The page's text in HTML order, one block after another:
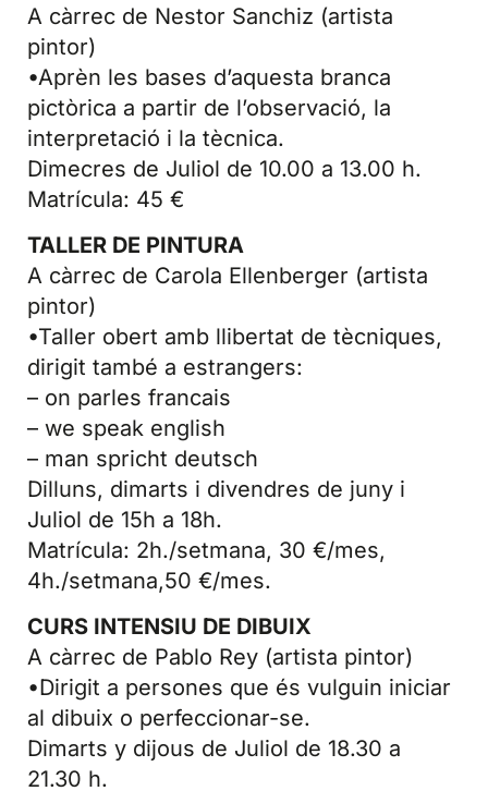
A càrrec de Nestor Sanchiz (artista
pintor)
•Aprèn les bases d’aquesta branca
pictòrica a partir de l’observació, la
interpretació i la tècnica.
Dimecres de Juliol de 10.00 a 13.00 h.
Matrícula: 45 €
TALLER DE PINTURA
A càrrec de Carola Ellenberger (artista
pintor)
•Taller obert amb llibertat de tècniques,
dirigit també a estrangers:
– on parles francais
– we speak english
– man spricht deutsch
Dilluns, dimarts i divendres de juny i
Juliol de 15h a 18h.
Matrícula: 2h./setmana, 30 €/mes,
4h./setmana,50 €/mes.
CURS INTENSIU DE DIBUIX
A càrrec de Pablo Rey (artista pintor)
•Dirigit a persones que és vulguin iniciar
al dibuix o perfeccionar-se.
Dimarts y dijous de Juliol de 18.30 a
21.30 h.